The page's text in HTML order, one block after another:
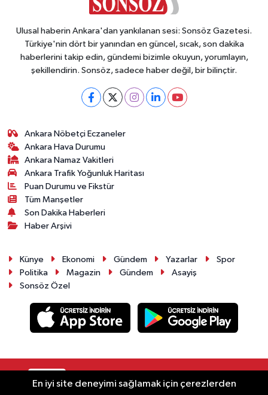
Ulusal haberin Ankara'dan yankılanan sesi: Sonsöz Gazetesi.
Türkiye'nin dört bir yanından en güncel, sıcak, son dakika
haberlerini takip edin, gündemi bizimle okuyun, yorumlayın,
şekillendirin. Sonsöz, sadece haber değil, bir bilinçtir.
Ankara Nöbetçi Eczaneler
Ankara Hava Durumu
Ankara Namaz Vakitleri
Ankara Trafik Yoğunluk Haritası
Puan Durumu ve Fikstür
Tüm Manşetler
Son Dakika Haberleri
Haber Arşivi
Künye Ekonomi Gündem Yazarlar
Spor
Politika
Magazin Gündem
Asayiş
Sonsöz Özel
RSS Copyright © 2025. Her hakkı saklıdır.
En iyi site deneyimi sağlamak için çerezlerden